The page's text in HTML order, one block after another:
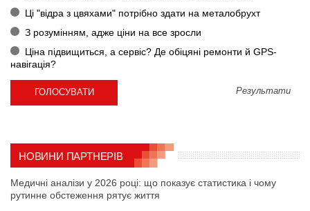
Ці "відра з цвяхами" потрібно здати на металобрухт
З розумінням, адже ціни на все зросли
Ціна підвищиться, а сервіс? Де обіцяні ремонти й GPS-
навігація?
Результати
НОВИНИ ПАРТНЕРІВ
Медичні аналізи у 2026 році: що показує статистика і чому
рутинне обстеження рятує життя